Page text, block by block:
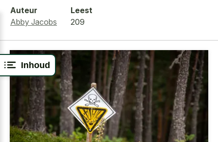
Inhoud
Auteur
Abby Jacobs
Leest
209